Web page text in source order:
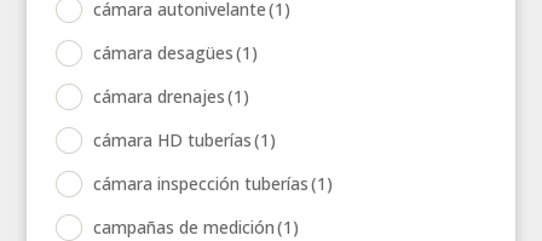
cámara autonivelante(1)
cámara desagües(1)
cámara drenajes(1)
cámara HD tuberías(1)
cámara inspección tuberías(1)
campañas de medición(1)